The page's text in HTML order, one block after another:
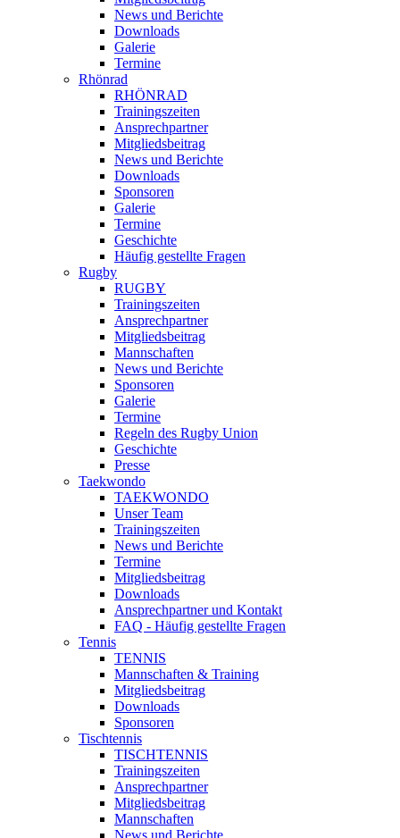
News und Berichte
Downloads
Galerie
Termine
Rhönrad
RHÖNRAD
Trainingszeiten
Ansprechpartner
Mitgliedsbeitrag
News und Berichte
Downloads
Sponsoren
Galerie
Termine
Geschichte
Häufig gestellte Fragen
Rugby
RUGBY
Trainingszeiten
Ansprechpartner
Mitgliedsbeitrag
Mannschaften
News und Berichte
Sponsoren
Galerie
Termine
Regeln des Rugby Union
Geschichte
Presse
Taekwondo
TAEKWONDO
Unser Team
Trainingszeiten
News und Berichte
Termine
Mitgliedsbeitrag
Downloads
Ansprechpartner und Kontakt
FAQ - Häufig gestellte Fragen
Tennis
TENNIS
Mannschaften & Training
Mitgliedsbeitrag
Downloads
Sponsoren
Tischtennis
TISCHTENNIS
Trainingszeiten
Ansprechpartner
Mitgliedsbeitrag
Mannschaften
News und Berichte